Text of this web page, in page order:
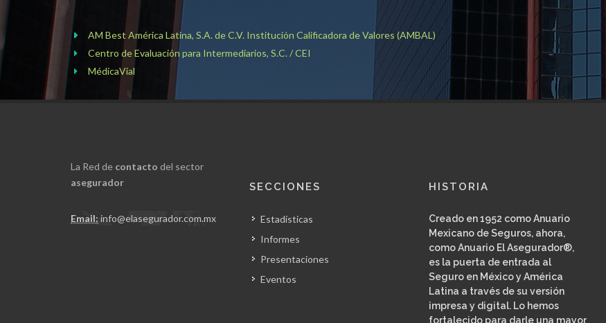
AM Best América Latina, S.A. de C.V. Institución Calificadora de Valores (AMBAL)
Centro de Evaluación para Intermediarios, S.C. / CEI
MédicaVial
La Red de contacto del sector
asegurador
Email: info@elasegurador.com.mx
SECCIONES
Estadísticas
Informes
Presentaciones
Eventos
HISTORIA
Creado en 1952 como Anuario
Mexicano de Seguros, ahora,
como Anuario El Asegurador®,
es la puerta de entrada al
Seguro en México y América
Latina a través de su versión
impresa y digital. Lo hemos
fortalecido para darle una mayor